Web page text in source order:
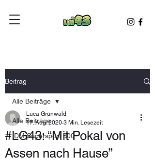
Beitrag
Alle Beiträge
IDM Supersport 600
Alle Beiträge
#LG43: “Mit Pokal von
Assen nach Hause”
Luca Grünwald
17. Aug. 2020 3 Min. Lesezeit